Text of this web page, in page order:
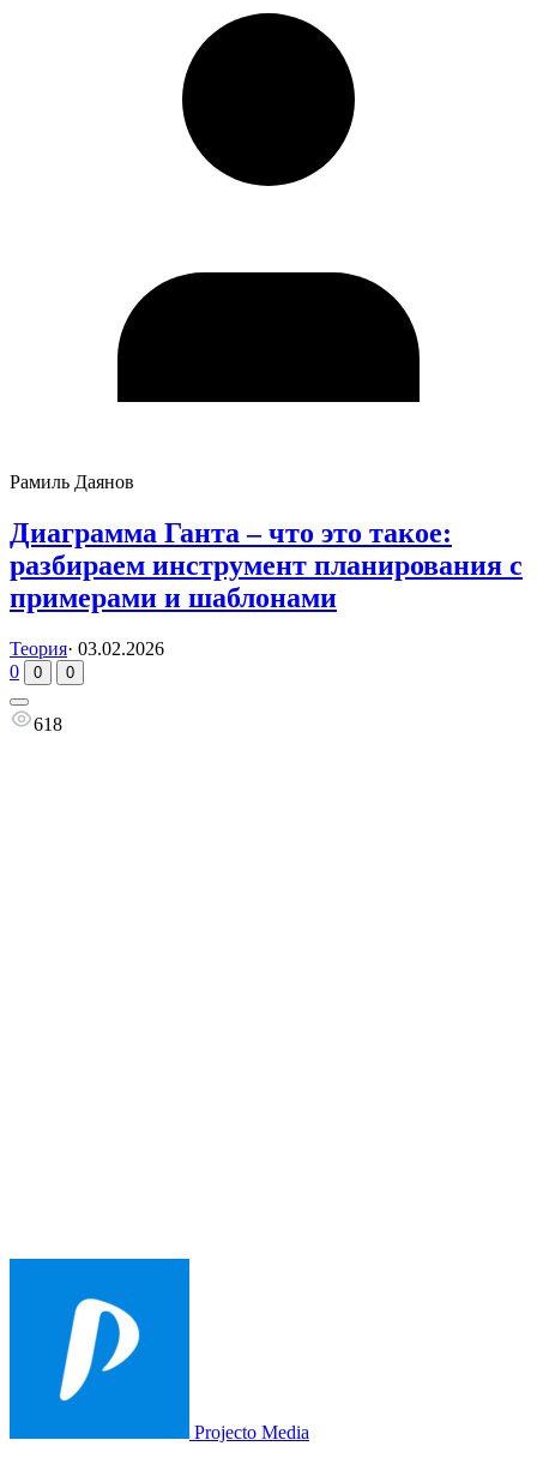
Рамиль Даянов
Диаграмма Ганта – что это такое:
разбираем инструмент планирования с
примерами и шаблонами
Теория· 03.02.2026
0
0 0
618
Projecto Media